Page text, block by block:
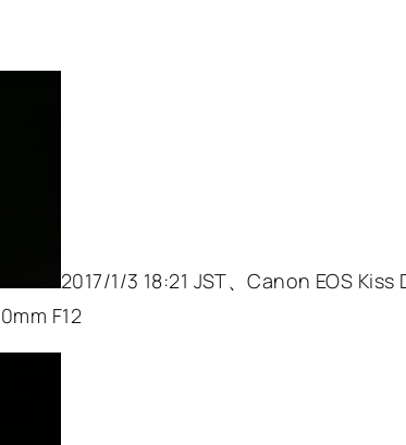
2017/1/3 18:21 JST、Canon EOS
F12